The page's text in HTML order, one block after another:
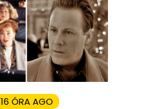
16 ÓRA AGO